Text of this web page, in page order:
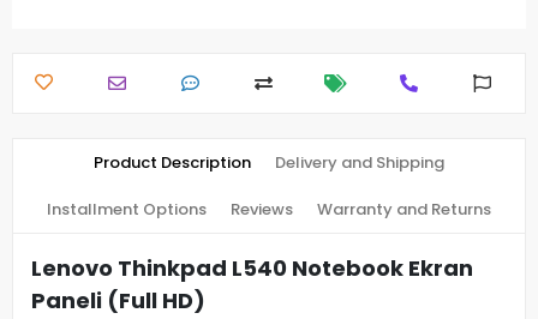
Product Description Delivery and Shipping
Installment Options Reviews Warranty and Returns
Lenovo Thinkpad L540 Notebook Ekran
Paneli (Full HD)